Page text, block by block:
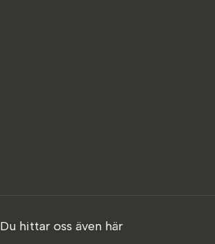
Du hittar oss även här